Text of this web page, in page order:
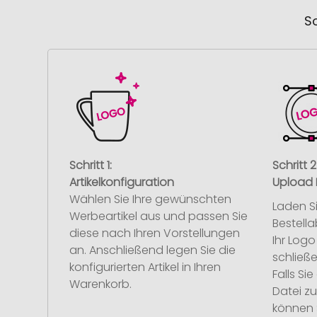
Schritt 1:
Artikelkonfiguration
Wählen Sie Ihre gewünschten
Werbeartikel aus und passen Sie
diese nach Ihren Vorstellungen
an. Anschließend legen Sie die
konfigurierten Artikel in Ihren
Warenkorb.
Schritt
Upload
Laden
Ihr
Falls
Datei
können